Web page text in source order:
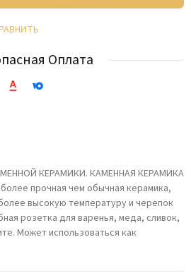
Оплата
КЕРАМИКИ. КАМЕННАЯ КЕРАМИКА
прочная чем обычная керамика,
высокую температуру и черепок
розетка для варенья, меда, сливок,
Может использоваться как